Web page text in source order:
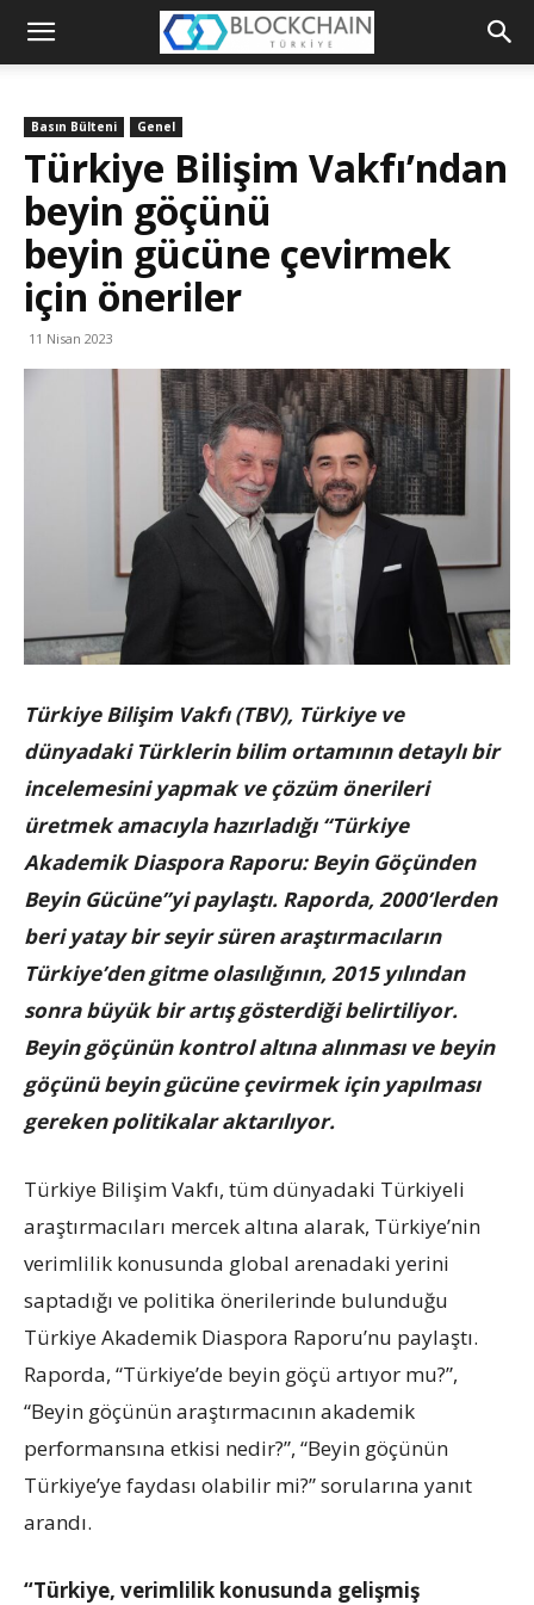
Blockchain
Platformu
Basın Bülteni Genel
Türkiye Bilişim Vakfı’ndan
beyin göçünü
beyin gücüne çevirmek
için öneriler
11 Nisan 2023
Türkiye Bilişim Vakfı (TBV), Türkiye ve
dünyadaki Türklerin bilim ortamının detaylı bir
incelemesini yapmak ve çözüm önerileri
üretmek amacıyla hazırladığı “Türkiye
Akademik Diaspora Raporu: Beyin Göçünden
Beyin Gücüne”yi paylaştı. Raporda, 2000’lerden
beri yatay bir seyir süren araştırmacıların
Türkiye’den gitme olasılığının, 2015 yılından
sonra büyük bir artış gösterdiği belirtiliyor.
Beyin göçünün kontrol altına alınması ve beyin
göçünü beyin gücüne çevirmek için yapılması
gereken politikalar aktarılıyor.
Türkiye Bilişim Vakfı, tüm dünyadaki Türkiyeli
araştırmacıları mercek altına alarak, Türkiye’nin
verimlilik konusunda global arenadaki yerini
saptadığı ve politika önerilerinde bulunduğu
Türkiye Akademik Diaspora Raporu’nu paylaştı.
Raporda, “Türkiye’de beyin göçü artıyor mu?”,
“Beyin göçünün araştırmacının akademik
performansına etkisi nedir?”, “Beyin göçünün
Türkiye’ye faydası olabilir mi?” sorularına yanıt
arandı.
“Türkiye, verimlilik konusunda gelişmiş